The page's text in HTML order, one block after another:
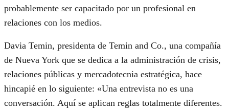
probablemente ser capacitado por un profesional en
relaciones con los medios.
Davia Temin, presidenta de Temin and Co., una compañía
de Nueva York que se dedica a la administración de crisis,
relaciones públicas y mercadotecnia estratégica, hace
hincapié en lo siguiente: «Una entrevista no es una
conversación. Aquí se aplican reglas totalmente diferentes.